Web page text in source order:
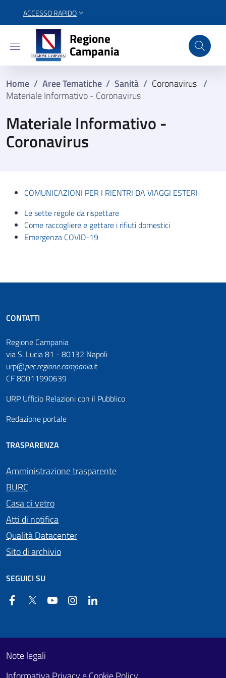
ACCESSO RAPIDO
Regione Campania
Regione
Campania
Home / Aree Tematiche / Sanità / Coronavirus /
Materiale Informativo - Coronavirus
Materiale Informativo -
Coronavirus
COMUNICAZIONI PER I RIENTRI DA VIAGGI ESTERI
Le sette regole da rispettare
Come raccogliere e gettare i rifiuti domestici
Emergenza COVID-19
CONTATTI
Regione Campania
via S. Lucia 81 - 80132 Napoli
urp@pec.regione.campania.it
CF 80011990639
URP Ufficio Relazioni con il Pubblico
Redazione portale
TRASPARENZA
Amministrazione trasparente
BURC
Casa di vetro
Atti di notifica
Qualità Datacenter
Sito di archivio
SEGUICI SU
FacebookTwitter YouTube Instagram
Footer First
Useful links section
Note legali